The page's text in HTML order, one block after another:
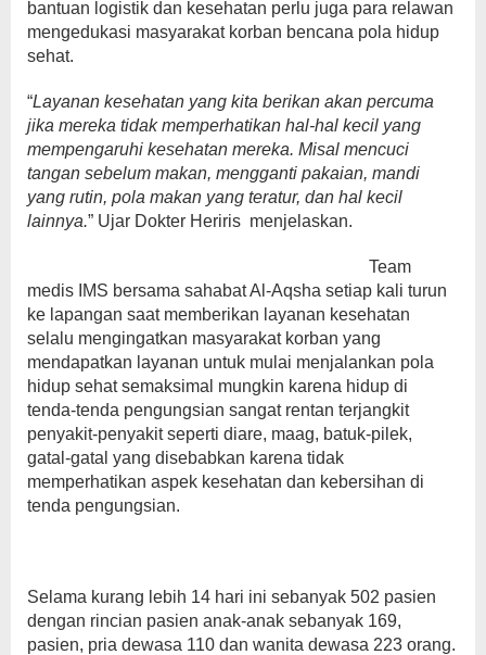
bantuan logistik dan kesehatan perlu juga para relawan
mengedukasi masyarakat korban bencana pola hidup
sehat.
“Layanan kesehatan yang kita berikan akan percuma
jika mereka tidak memperhatikan hal-hal kecil yang
mempengaruhi kesehatan mereka. Misal mencuci
tangan sebelum makan, mengganti pakaian, mandi
yang rutin, pola makan yang teratur, dan hal kecil
lainnya.” Ujar Dokter Heriris menjelaskan.
Team
medis IMS bersama sahabat Al-Aqsha setiap kali turun
ke lapangan saat memberikan layanan kesehatan
selalu mengingatkan masyarakat korban yang
mendapatkan layanan untuk mulai menjalankan pola
hidup sehat semaksimal mungkin karena hidup di
tenda-tenda pengungsian sangat rentan terjangkit
penyakit-penyakit seperti diare, maag, batuk-pilek,
gatal-gatal yang disebabkan karena tidak
memperhatikan aspek kesehatan dan kebersihan di
tenda pengungsian.
Selama kurang lebih 14 hari ini sebanyak 502 pasien
dengan rincian pasien anak-anak sebanyak 169,
pasien, pria dewasa 110 dan wanita dewasa 223 orang.